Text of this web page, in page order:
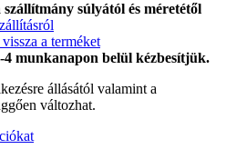
szállítmány súlyától és méretétől
a terméket
4 munkanapon belül kézbesítjük.
állásától valamint a
változhat.